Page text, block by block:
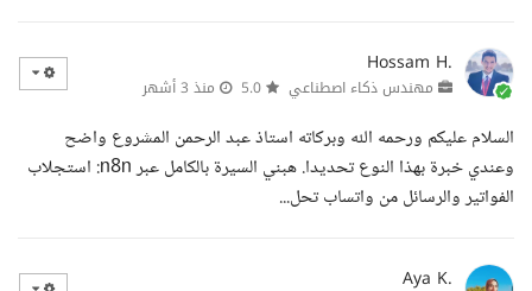
Hossam H.
مهندس ذكاء اصطناعي منذ 3 أشهر
السلام عليكم ورحمه الله وبركاته استاذ عبد الرحمن المشروع واضح
وعندي خبرة بهذا النوع تحديدا. هبني السيرة بالكامل عبر n8n: استجلاب
الفواتير والرسائل من واتساب تحل...
Aya K.